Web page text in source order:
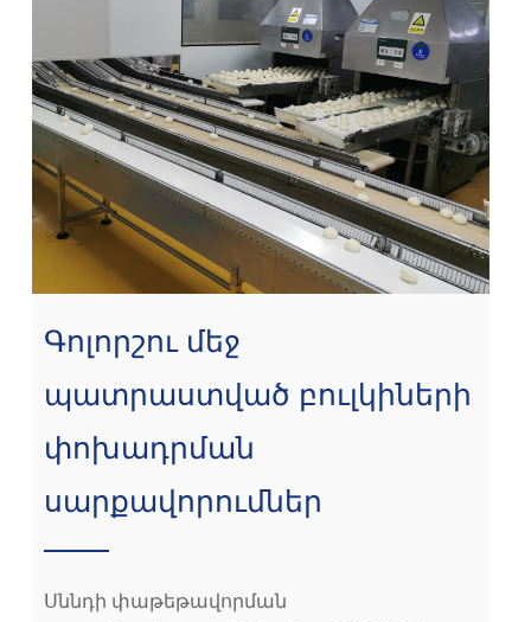
Գոլորշու մեջ
պատրաստված բուլկիների
փոխադրման
սարքավորումներ
Սննդի փաթեթավորման